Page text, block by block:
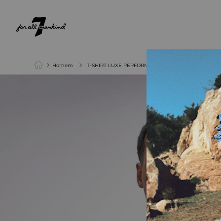
Homem T-SHIRT LUXE PERFORMANCE V-NECK GREY